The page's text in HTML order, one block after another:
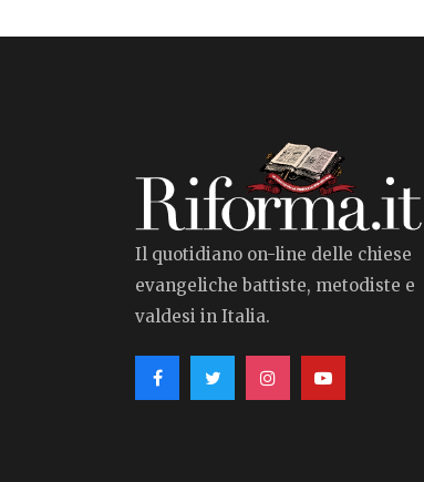
Il quotidiano on-line delle chiese
evangeliche battiste, metodiste e
valdesi in Italia.